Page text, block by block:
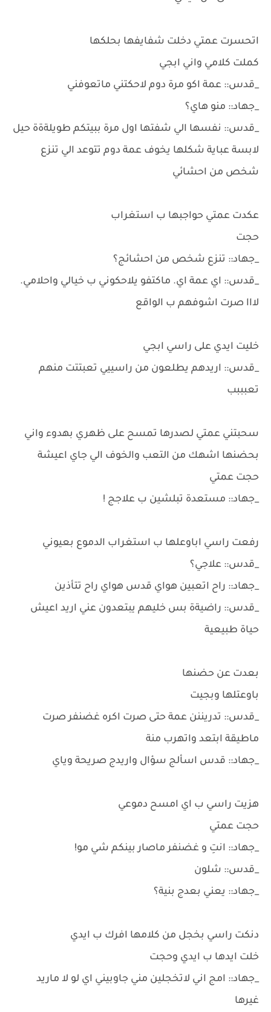
اتحسرت عمتي دخلت شفايفها بحلكها
كملت كلامي واني ابجي
_قدس:: عمة اكو مرة دوم لاحكتني ماتعوفني
_جهاد:: منو هاي؟
_قدس:: نفسها الي شفتها اول مرة ببيتكم طويلةةة حيل
لابسة عباية شكلها يخوف عمة دوم تتوعد الي تنزع
شخص من احشائي
عكدت عمتي حواجبها ب استغراب
حجت
_جهاد:: تنزع شخص من احشائج؟
_قدس:: اي عمة اي. ماكتفو يلاحكوني ب خيالي واحلامي.
لااا صرت اشوفهم ب الواقع
خليت ايدي على راسي ابجي
_قدس:: اريدهم يطلعون من راسييي تعبتتت منهم
تعبببب
سحبتني عمتي لصدرها تمسح على ظهري بهدوء واني
بحضنها اشهك من التعب والخوف الي جاي اعيشة
حجت عمتي
_جهاد:: مستعدة تبلشين ب علاجج !
رفعت راسي اباوعلها ب استغراب الدموع بعيوني
_قدس:: علاجي؟
_جهاد:: راح اتعبين هواي قدس هواي راح تتأذين
_قدس:: راضيةة بس خليهم يبتعدون عني اريد اعيش
حياة طبيعية
بعدت عن حضنها
باوعتلها وبجيت
_قدس:: تدريننن عمة حتى صرت اكره غضنفر صرت
ماطيقة ابتعد واتهرب منة
_جهاد:: قدس اسألج سؤال واريدج صريحة وياي
هزيت راسي ب اي امسح دموعي
حجت عمتي
_جهاد:: انتِ و غضنفر ماصار بينكم شي مو!
_قدس:: شلون
_جهاد:: يعني بعدج بنية؟
دنكت راسي بخجل من كلامها افرك ب ايدي
خلت ايدها ب ايدي وحجت
_جهاد:: امج اني لاتخجلين مني جاوبيني اي لو لا ماريد
غيرها